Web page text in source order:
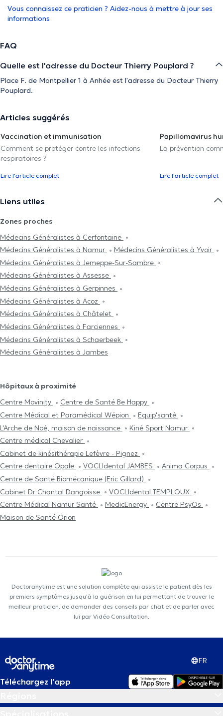
Vous connaissez ce praticien ? Aidez-nous à mettre à jour ses
informations
FAQ
Quelle est l'adresse du Docteur Thierry Pouplard ?
Place F. de Montpellier 1 à Anhée est l'adresse du Docteur Thierry
Pouplard.
Articles suggérés
Vaccination et immunisation
Comment se protéger contre les infections
respiratoires ?
Lire l'article complet
Papillomavirus
La prévention
Lire l'article complet
Liens utiles
Zones proches
Médecins Généralistes à Cerfontaine
Médecins Généralistes à Namur
Médecins Généralistes à Yvoir
Médecins Généralistes à Jemeppe-Sur-Sambre
Médecins Généralistes à Assesse
Médecins Généralistes à Gerpinnes
Médecins Généralistes à Acoz
Médecins Généralistes à Châtelet
Médecins Généralistes à Farciennes
Médecins Généralistes à Schaerbeek
Médecins Généralistes à Jambes
Hôpitaux à proximité
Centre Movinity
Centre de Santé Be Happy
Centre Médical et Paramédical Wépion
Equip'santé
L'Arche de Noé, maison de naissance
Kiné Sport Namur
Centre médical Chevalier
Cabinet de kinésithérapie Lefèvre - Pignez
Centre dentaire Opale
VOCLIdental JAMBES
Anima Corpus
Centre de Santé Biomécanique (Eric Gillard)
Cabinet Dr Chantal Dangoisse
VOCLIdental TEMPLOUX
Centre Médical Namur Santé
MedicEnergy
Centre PsyOs
Maison de Santé Orion
Doctoranytime est une solution complète qui assiste le patient dès les
premiers symptômes jusqu'à la guérison en lui permettant de trouver le
meilleur praticien, de demander des conseils par chat et de parler avec
lui par Vidéo Consultation.
FR
Téléchargez l’app